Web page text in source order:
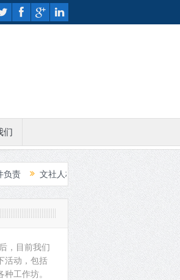
们
人权教育中心无限期关闭公告 中国支持
，目前我们
活动，包括
工作坊。